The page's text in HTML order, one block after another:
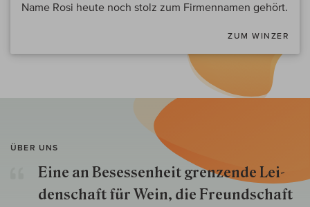
Name Rosi heute noch stolz zum Firmennamen gehört.
ZUM WINZER
ÜBER UNS
Eine an Besessenheit gren­zende Lei­
den­schaft für Wein, die Freund­schaft